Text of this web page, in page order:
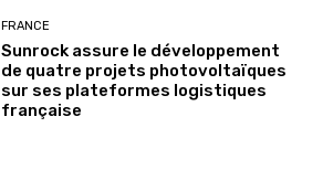
FRANCE
Sunrock assure le développement
de quatre projets photovoltaïques
sur ses plateformes logistiques
française